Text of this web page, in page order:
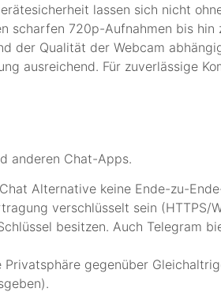
lassen sich nicht
scharfen 720p-Aufnahmen bis
der Qualität der Webcam
ausreichend. Für zuverlässige
anderen Chat-Apps.
Alternative keine Ende-zu-
verschlüsselt sein (HTTPS/
besitzen. Auch Telegram
gegenüber